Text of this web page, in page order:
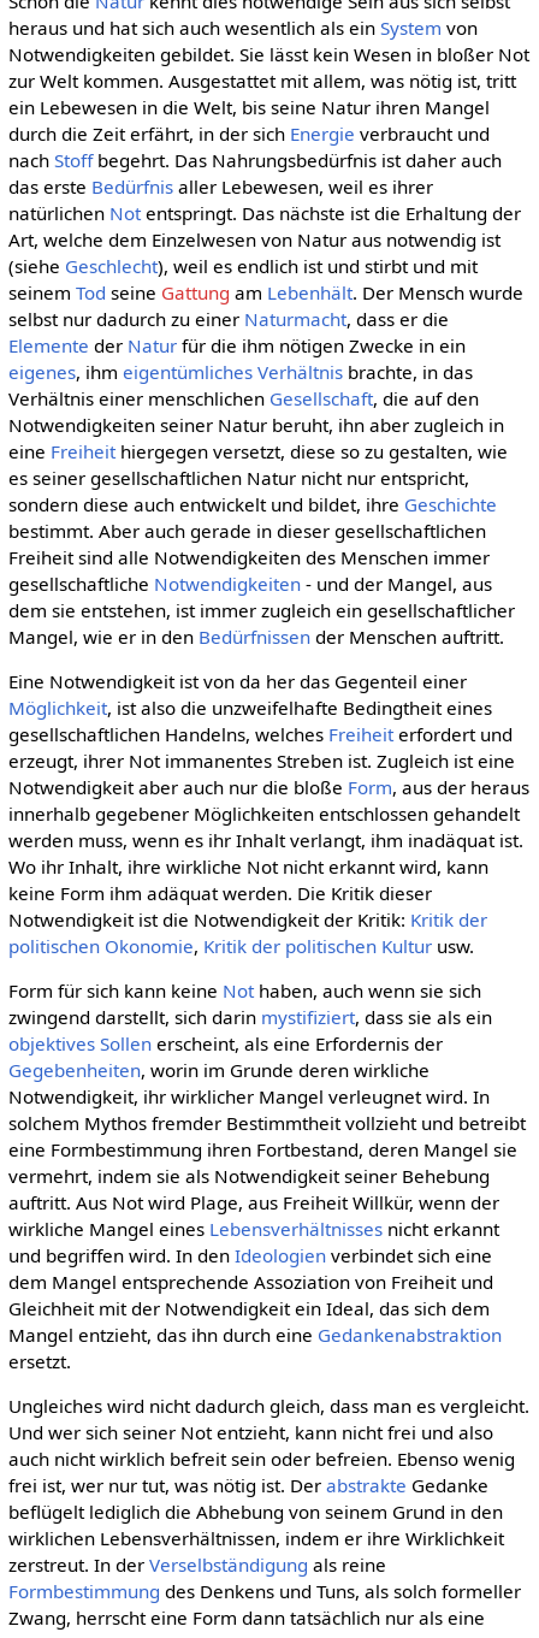
heraus und hat sich auch wesentlich als ein System von
Notwendigkeiten gebildet. Sie lässt kein Wesen in bloßer Not
zur Welt kommen. Ausgestattet mit allem, was nötig ist, tritt
ein Lebewesen in die Welt, bis seine Natur ihren Mangel
durch die Zeit erfährt, in der sich Energie verbraucht und
nach Stoffbegehrt. Das Nahrungsbedürfnis ist daher auch
das erste Bedürfnisaller Lebewesen, weil es ihrer
natürlichen Notentspringt. Das nächste ist die Erhaltung der
Art, welche dem Einzelwesen von Natur aus notwendig ist
(siehe Geschlecht), weil es endlich ist und stirbt und mit
seinem Tod seine Gattung am Lebenhält. Der Mensch wurde
selbst nur dadurch zu einer Naturmacht, dass er die
Elemente der Naturfür die ihm nötigen Zwecke in ein
eigenes, ihm eigentümliches Verhältnisbrachte, in das
Verhältnis einer menschlichen Gesellschaft, die auf den
Notwendigkeiten seiner Natur beruht, ihn aber zugleich in
eine Freiheithiergegen versetzt, diese so zu gestalten, wie
es seiner gesellschaftlichen Natur nicht nur entspricht,
sondern diese auch entwickelt und bildet, ihre Geschichte
bestimmt. Aber auch gerade in dieser gesellschaftlichen
Freiheit sind alle Notwendigkeiten des Menschen immer
gesellschaftliche Notwendigkeiten- und der Mangel, aus
dem sie entstehen, ist immer zugleich ein gesellschaftlicher
Mangel, wie er in den Bedürfnissender Menschen auftritt.
Eine Notwendigkeit ist von da her das Gegenteil einer
Möglichkeit, ist also die unzweifelhafte Bedingtheit eines
gesellschaftlichen Handelns, welches Freiheiterfordert und
erzeugt, ihrer Not immanentes Streben ist. Zugleich ist eine
Notwendigkeit aber auch nur die bloße Form, aus der heraus
innerhalb gegebener Möglichkeiten entschlossen gehandelt
werden muss, wenn es ihr Inhalt verlangt, ihm inadäquat ist.
Wo ihr Inhalt, ihre wirkliche Not nicht erkannt wird, kann
keine Form ihm adäquat werden. Die Kritik dieser
Notwendigkeit ist die Notwendigkeit der Kritik: Kritik der
politischen Okonomie, Kritik der politischen Kulturusw.
Form für sich kann keine Nothaben, auch wenn sie sich
zwingend darstellt, sich darin mystifiziert, dass sie als ein
objektives Sollenerscheint, als eine Erfordernis der
Gegebenheiten, worin im Grunde deren wirkliche
Notwendigkeit, ihr wirklicher Mangel verleugnet wird. In
solchem Mythos fremder Bestimmtheit vollzieht und betreibt
eine Formbestimmung ihren Fortbestand, deren Mangel sie
vermehrt, indem sie als Notwendigkeit seiner Behebung
auftritt. Aus Not wird Plage, aus Freiheit Willkür, wenn der
wirkliche Mangel eines Lebensverhältnissesnicht erkannt
und begriffen wird. In den Ideologienverbindet sich eine
dem Mangel entsprechende Assoziation von Freiheit und
Gleichheit mit der Notwendigkeit ein Ideal, das sich dem
Mangel entzieht, das ihn durch eine Gedankenabstraktion
ersetzt.
Ungleiches wird nicht dadurch gleich, dass man es vergleicht.
Und wer sich seiner Not entzieht, kann nicht frei und also
auch nicht wirklich befreit sein oder befreien. Ebenso wenig
frei ist, wer nur tut, was nötig ist. Der abstrakte Gedanke
beflügelt lediglich die Abhebung von seinem Grund in den
wirklichen Lebensverhältnissen, indem er ihre Wirklichkeit
zerstreut. In der Verselbständigung als reine
Formbestimmung des Denkens und Tuns, als solch formeller
Zwang, herrscht eine Form dann tatsächlich nur als eine